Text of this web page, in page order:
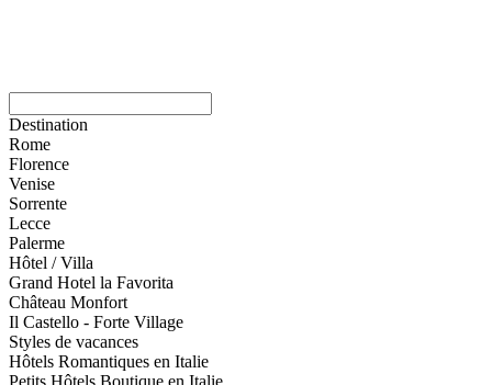
Destination
Rome
Florence
Venise
Sorrente
Lecce
Palerme
Hôtel / Villa
Grand Hotel la Favorita
Château Monfort
Il Castello - Forte Village
Styles de vacances
Hôtels Romantiques en Italie
Petits Hôtels Boutique en Italie